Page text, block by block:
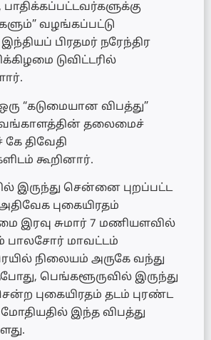
வழங்கப்பட்டு
பிரதமர் நரேந்திர
டுவிட்டரில்
“கடுமையான விபத்து”
வங்காளத்தின் தலைமைச்
திவேதி
கூறினார்.
இருந்து சென்னை புறப்பட்ட
புகையிரதம்
இரவு சுமார் 7 மணியளவில்
பாலசோர் மாவட்டம்
நிலையம் அருகே வந்து
பெங்களூருவில் இருந்து
புகையிரதம் தடம் புரண்ட
மோதியதில் இந்த விபத்து